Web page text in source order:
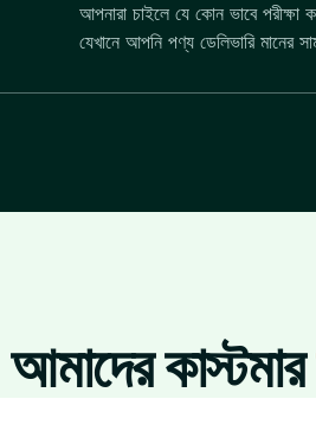
আপনারা চাইলে যে কোন ভাবে
যেখানে আপনি পণ্য ডেলিভারি মানের
আমাদের কাস্টমার